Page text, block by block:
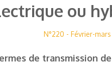
ou
N°220 - Février-
de transmission